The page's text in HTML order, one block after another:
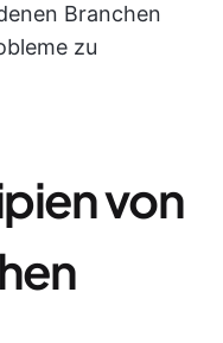
Branchen
zu
von